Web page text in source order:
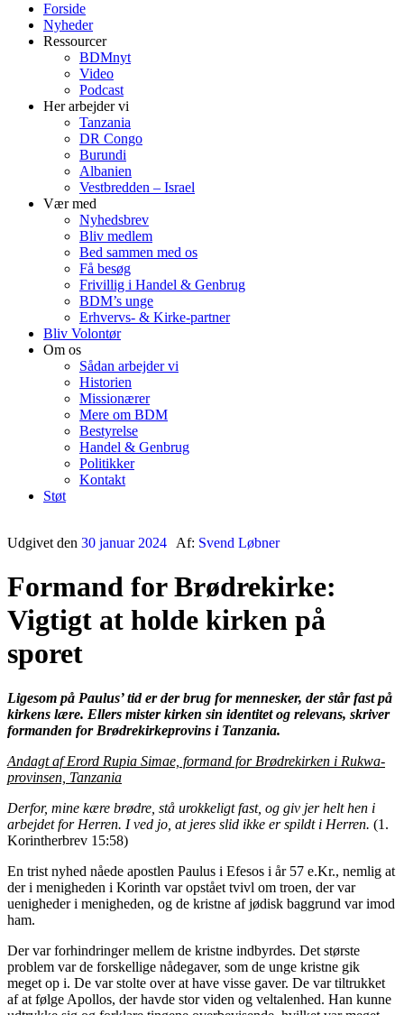
Forside
Nyheder
Ressourcer
BDMnyt
Video
Podcast
Her arbejder vi
Tanzania
DR Congo
Burundi
Albanien
Vestbredden – Israel
Vær med
Nyhedsbrev
Bliv medlem
Bed sammen med os
Få besøg
Frivillig i Handel & Genbrug
BDM’s unge
Erhvervs- & Kirke-partner
Bliv Volontør
Om os
Sådan arbejder vi
Historien
Missionærer
Mere om BDM
Bestyrelse
Handel & Genbrug
Politikker
Kontakt
Støt
Udgivet den 30 januar 2024 Af: Svend Løbner
Formand for Brødrekirke:
Vigtigt at holde kirken på
sporet
Ligesom på Paulus’ tid er der brug for mennesker, der står fast på
kirkens lære. Ellers mister kirken sin identitet og relevans, skriver
formanden for Brødrekirkeprovins i Tanzania.
Andagt af Erord Rupia Simae, formand for Brødrekirken i Rukwa-
provinsen, Tanzania
Derfor, mine kære brødre, stå urokkeligt fast, og giv jer helt hen i
arbejdet for Herren. I ved jo, at jeres slid ikke er spildt i Herren. (1.
Korintherbrev 15:58)
En trist nyhed nåede apostlen Paulus i Efesos i år 57 e.Kr., nemlig at
der i menigheden i Korinth var opstået tvivl om troen, der var
uenigheder i menigheden, og de kristne af jødisk baggrund var imod
ham.
Der var forhindringer mellem de kristne indbyrdes. Det største
problem var de forskellige nådegaver, som de unge kristne gik
meget op i. De var stolte over at have visse gaver. De var tiltrukket
af at følge Apollos, der havde stor viden og veltalenhed. Han kunne